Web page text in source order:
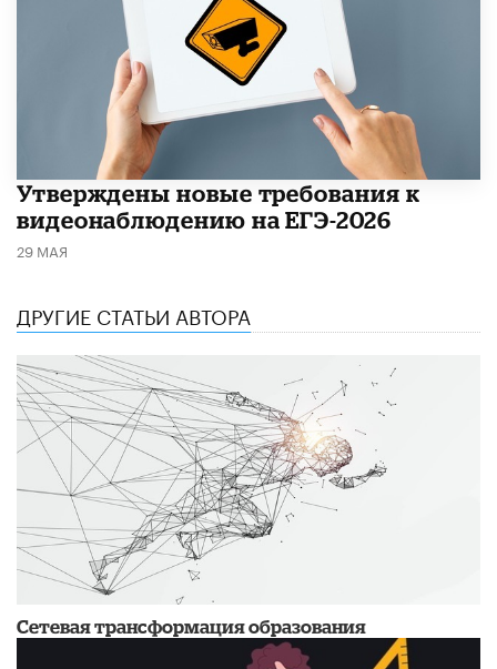
Утверждены новые требования к
видеонаблюдению на ЕГЭ-2026
29 МАЯ
ДРУГИЕ СТАТЬИ АВТОРА
Сетевая трансформация образования